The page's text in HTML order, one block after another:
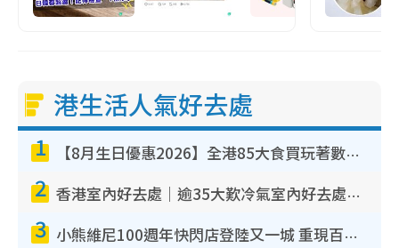
港生活人氣好去處
1 【8月生日優惠2026】全港85大食買玩著數攻略 自助餐/火鍋放題同行免費＋誠品/DONKI送現金券
2 香港室內好去處｜逾35大歎冷氣室內好去處推介 室內活動免費避雨無懼落雨
3 小熊維尼100週年快閃店登陸又一城 重現百畝森林經典場景／獨家限定盲盒登場／專屬DIY香水